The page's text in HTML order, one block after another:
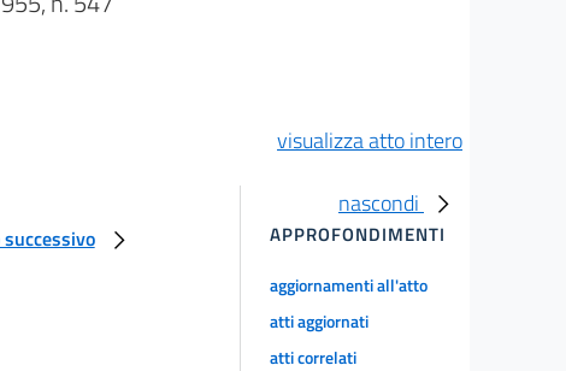
visualizza atto intero
nascondi
APPROFONDIMENTI
aggiornamenti all'atto
atti aggiornati
atti correlati